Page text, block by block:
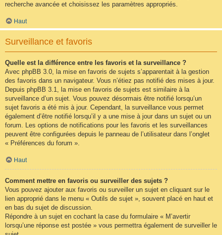
recherche avancée et choisissez les paramètres appropriés.
Haut
Surveillance et favoris
Quelle est la différence entre les favoris et la surveillance ?
Avec phpBB 3.0, la mise en favoris de sujets s’apparentait à la gestion
des favoris dans un navigateur. Vous n’étiez pas notifié des mises à jour.
Depuis phpBB 3.1, la mise en favoris de sujets est similaire à la
surveillance d’un sujet. Vous pouvez désormais être notifié lorsqu’un
sujet favoris a été mis à jour. Cependant, la surveillance vous permet
également d’être notifié lorsqu’il y a une mise à jour dans un sujet ou un
forum. Les options de notifications pour les favoris et les surveillances
peuvent être configurées depuis le panneau de l’utilisateur dans l’onglet
« Préférences du forum ».
Haut
Comment mettre en favoris ou surveiller des sujets ?
Vous pouvez ajouter aux favoris ou surveiller un sujet en cliquant sur le
lien approprié dans le menu « Outils de sujet », souvent placé en haut et
en bas du sujet de discussion.
Répondre à un sujet en cochant la case du formulaire « M’avertir
lorsqu’une réponse est postée » vous permettra également de surveiller le